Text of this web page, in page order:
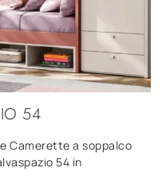
54
Camerette a soppalco
54 in